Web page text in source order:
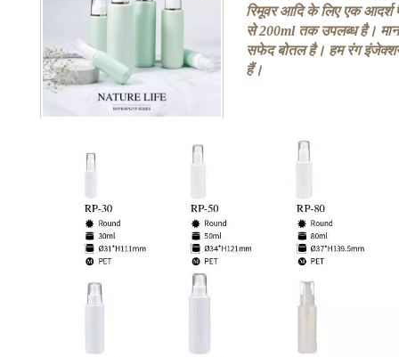
रिमूवर आदि के लिए एक आदर्श
से 200ml तक उपलब्ध है।
सफेद बोतल है। हम रंग इंजेक्शन
हैं।